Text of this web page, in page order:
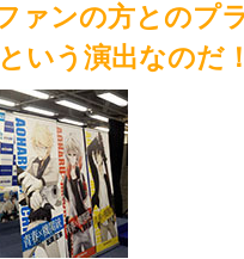
ァンの方とのプ
いう演出なのだ